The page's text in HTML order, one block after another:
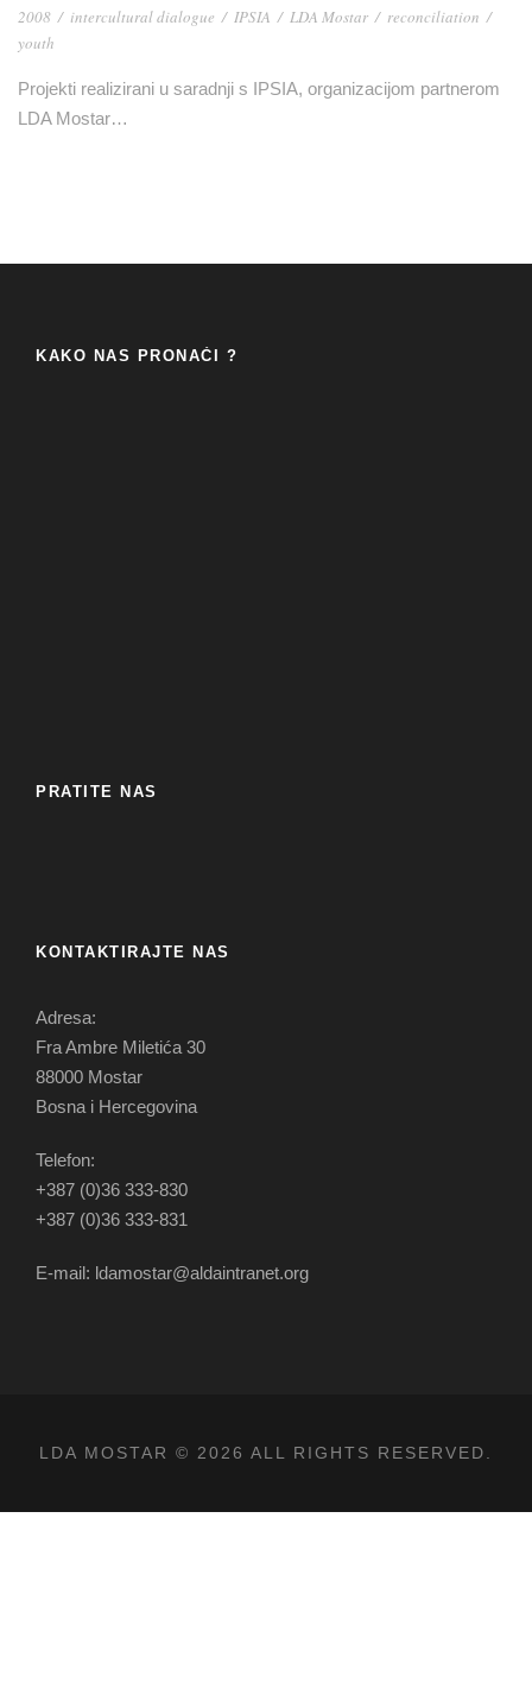
2008 / intercultural dialogue / IPSIA / LDA Mostar / reconciliation /
youth
Projekti realizirani u saradnji s IPSIA, organizacijom partnerom
LDA Mostar…
KAKO NAS PRONAĆI ?
PRATITE NAS
KONTAKTIRAJTE NAS
Adresa:
Fra Ambre Miletića 30
88000 Mostar
Bosna i Hercegovina
Telefon:
+387 (0)36 333-830
+387 (0)36 333-831
E-mail: ldamostar@aldaintranet.org
LDA MOSTAR © 2026 ALL RIGHTS RESERVED.